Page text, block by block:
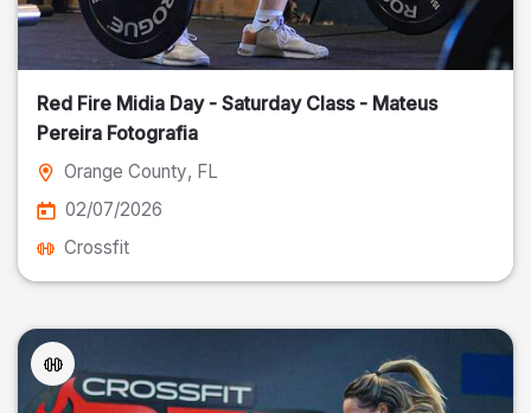
Red Fire Midia Day - Saturday Class - Mateus
Pereira Fotografia
Orange County, FL
02/07/2026
Crossfit